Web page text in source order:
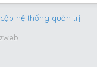
hệ thống quản trị